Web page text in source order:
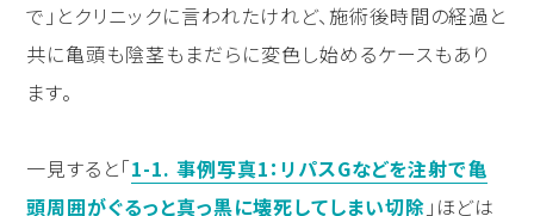
で」とクリニックに言われたけれど、施術後時間の経過と
共に亀頭も陰茎もまだらに変色し始めるケースもあり
ます。
一見すると「1-1. 事例写真1：リパスGなどを注射で亀
頭周囲がぐるっと真っ黒に壊死してしまい切除 」ほどは